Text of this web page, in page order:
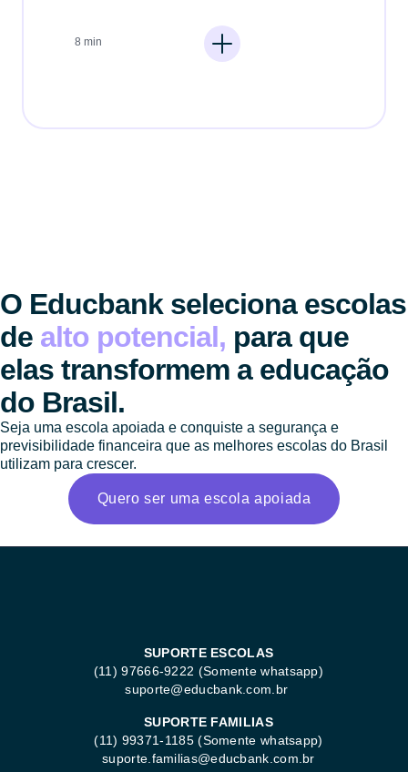
8 min
O Educbank seleciona escolas
de alto potencial, para que
elas transformem a educação
do Brasil.
Seja uma escola apoiada e conquiste a segurança e
previsibilidade financeira que as melhores escolas do Brasil
utilizam para crescer.
Quero ser uma escola apoiada
SUPORTE ESCOLAS
(11) 97666-9222 (Somente whatsapp)
suporte@educbank.com.br
SUPORTE FAMILIAS
(11) 99371-1185(Somente whatsapp)
suporte.familias@educbank.com.br